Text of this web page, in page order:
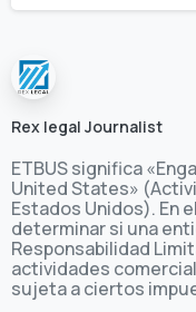
Rex legal Journalist
ETBUS significa
United States»
Estados Unidos). En
determinar si una
Responsabilidad
actividades
sujeta a ciertos